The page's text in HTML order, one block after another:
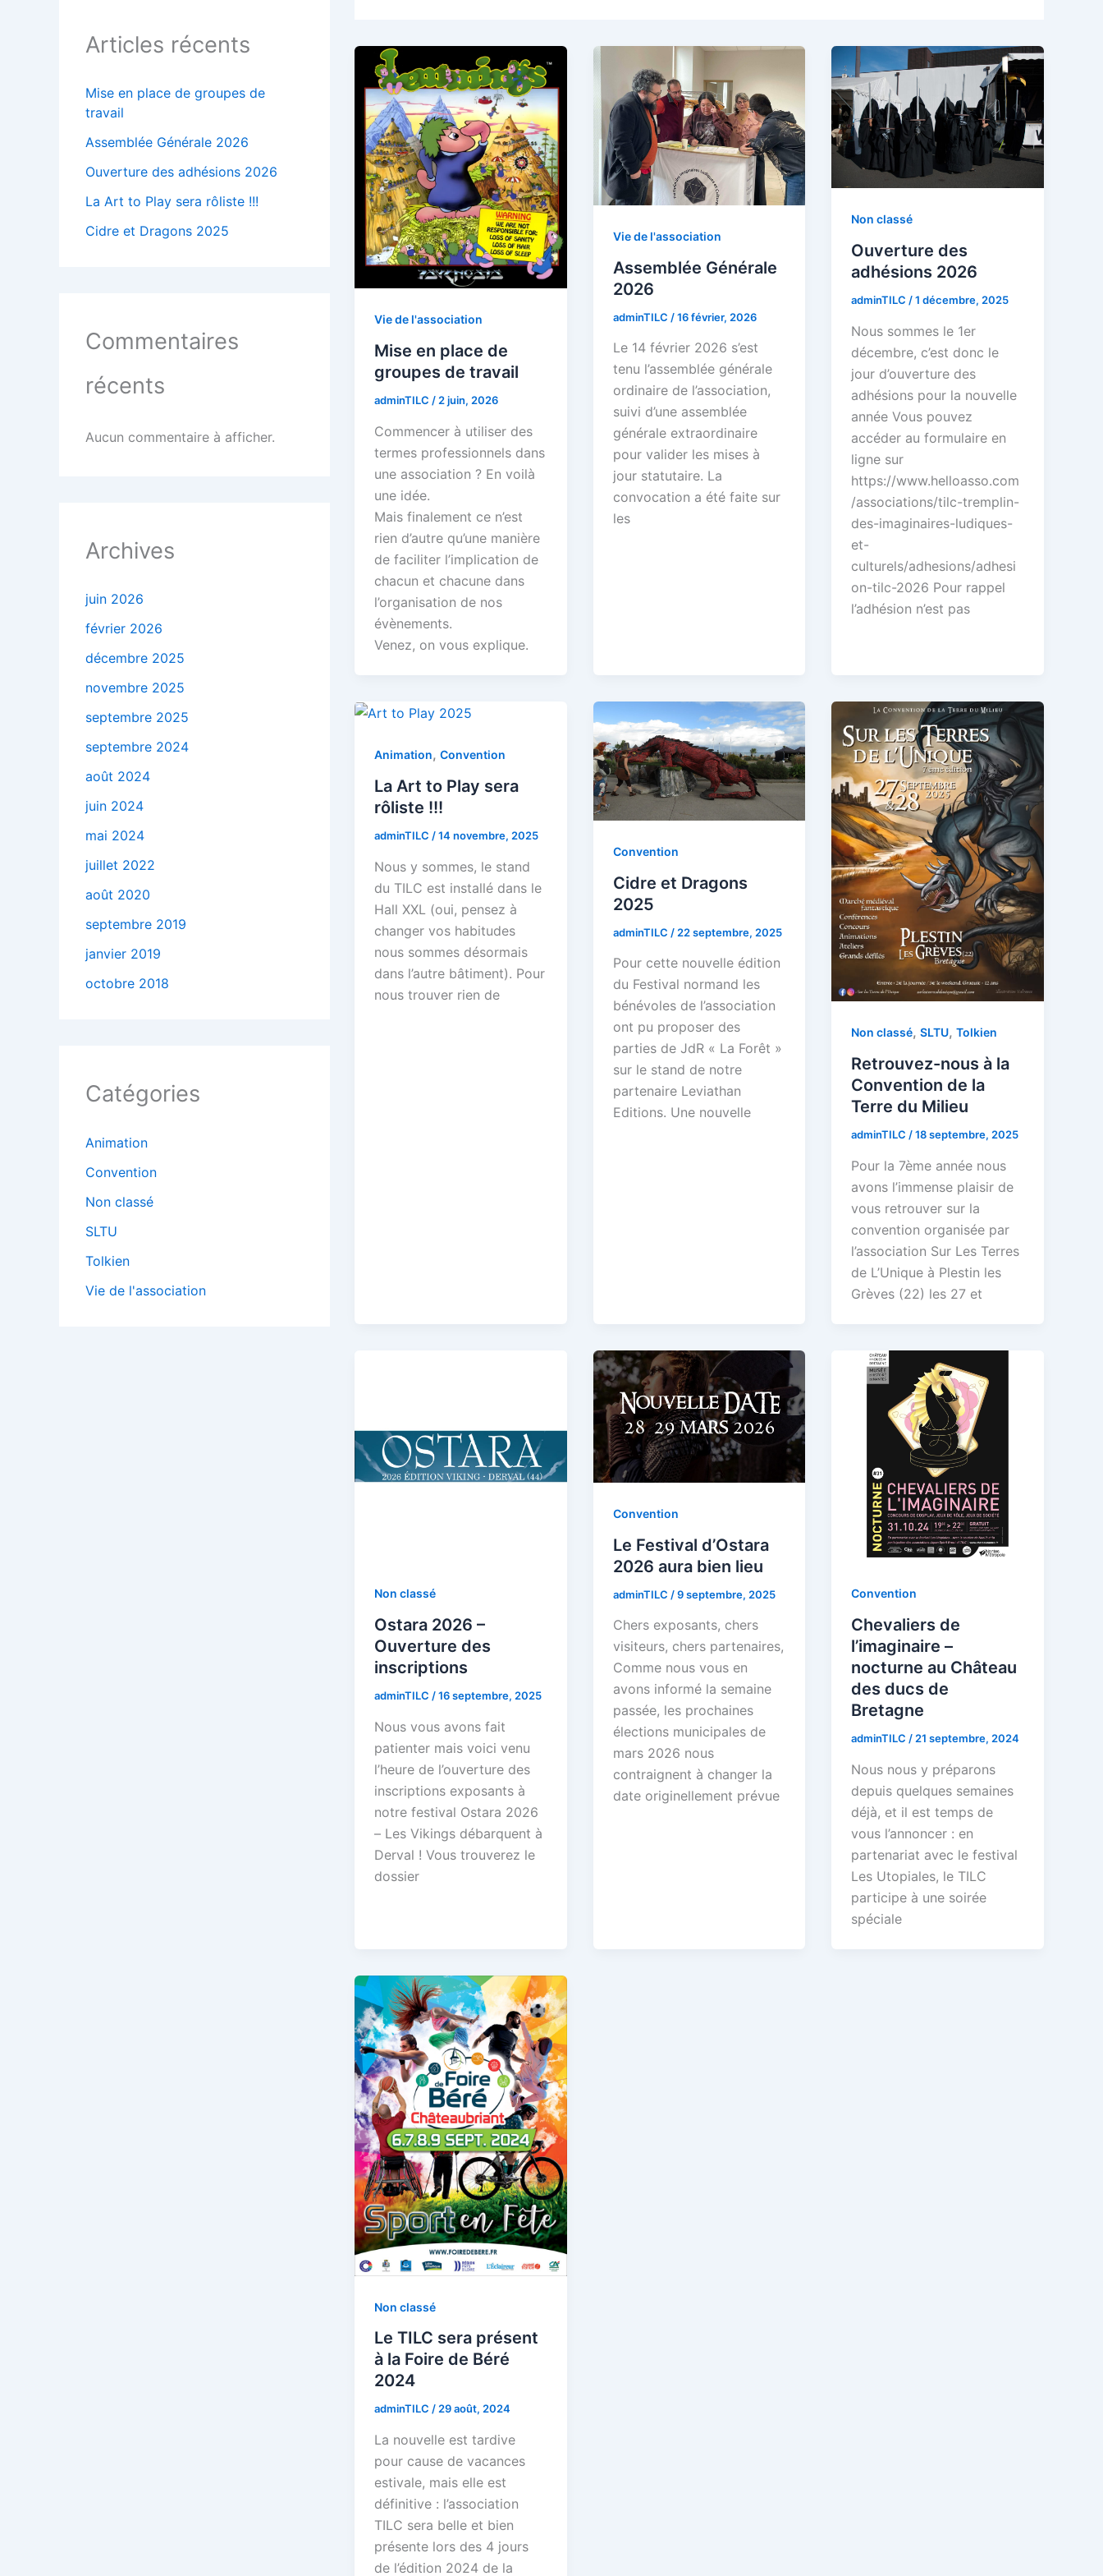
Articles récents
Mise en place de groupes de
travail
Assemblée Générale 2026
Ouverture des adhésions 2026
La Art to Play sera rôliste !!!
Cidre et Dragons 2025
Commentaires
récents
Aucun commentaire à afficher.
Archives
juin 2026
février 2026
décembre 2025
novembre 2025
septembre 2025
septembre 2024
août 2024
juin 2024
mai 2024
juillet 2022
août 2020
septembre 2019
janvier 2019
octobre 2018
Catégories
Animation
Convention
Non classé
SLTU
Tolkien
Vie de l'association
Vie de l'association
Mise en place de
groupes de travail
adminTILC / 2 juin, 2026
Commencer à utiliser des
termes professionnels dans
une association ? En voilà
une idée.
Mais finalement ce n’est
rien d’autre qu’une manière
de faciliter l’implication de
chacun et chacune dans
l’organisation de nos
évènements.
Venez, on vous explique.
Vie de l'association
Assemblée Générale
2026
adminTILC /16 février, 2026
Le 14 février 2026 s’est
tenu l’assemblée générale
ordinaire de l’association,
suivi d’une assemblée
générale extraordinaire
pour valider les mises à
jour statutaire. La
convocation a été faite sur
les
Non classé
Ouverture des
adhésions 2026
adminTILC /1 décembre, 2025
Nous sommes le 1er
décembre, c’est donc le
jour d’ouverture des
adhésions pour la nouvelle
année Vous pouvez
accéder au formulaire en
ligne sur
https://www.helloasso.com
/associations/tilc-tremplin-
des-imaginaires-ludiques-
et-
culturels/adhesions/adhesi
on-tilc-2026 Pour rappel
l’adhésion n’est pas
Animation, Convention
La Art to Play sera
rôliste !!!
adminTILC /14 novembre, 2025
Nous y sommes, le stand
du TILC est installé dans le
Hall XXL (oui, pensez à
changer vos habitudes
nous sommes désormais
dans l’autre bâtiment). Pour
nous trouver rien de
Convention
Cidre et Dragons
2025
adminTILC / 22 septembre, 2025
Pour cette nouvelle édition
du Festival normand les
bénévoles de l’association
ont pu proposer des
parties de JdR « La Forêt »
sur le stand de notre
partenaire Leviathan
Editions. Une nouvelle
Non classé,SLTU,Tolkien
Retrouvez-nous à la
Convention de la
Terre du Milieu
adminTILC /18 septembre, 2025
Pour la 7ème année nous
avons l’immense plaisir de
vous retrouver sur la
convention organisée par
l’association Sur Les Terres
de L’Unique à Plestin les
Grèves (22) les 27 et
Non classé
Ostara 2026 –
Ouverture des
inscriptions
adminTILC /16 septembre, 2025
Nous vous avons fait
patienter mais voici venu
l’heure de l’ouverture des
inscriptions exposants à
notre festival Ostara 2026
– Les Vikings débarquent à
Derval ! Vous trouverez le
dossier
Convention
Le Festival d’Ostara
2026 aura bien lieu
adminTILC /9 septembre, 2025
Chers exposants, chers
visiteurs, chers partenaires,
Comme nous vous en
avons informé la semaine
passée, les prochaines
élections municipales de
mars 2026 nous
contraignent à changer la
date originellement prévue
Convention
Chevaliers de
l’imaginaire –
nocturne au Château
des ducs de
Bretagne
adminTILC / 21 septembre, 2024
Nous nous y préparons
depuis quelques semaines
déjà, et il est temps de
vous l’annoncer : en
partenariat avec le festival
Les Utopiales, le TILC
participe à une soirée
spéciale
Non classé
Le TILC sera présent
à la Foire de Béré
2024
adminTILC /29 août, 2024
La nouvelle est tardive
pour cause de vacances
estivale, mais elle est
définitive : l’association
TILC sera belle et bien
présente lors des 4 jours
de l’édition 2024 de la